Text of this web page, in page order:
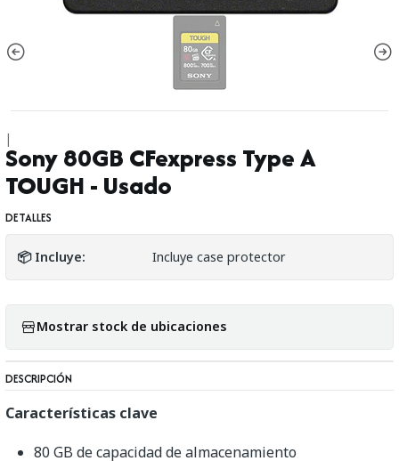
|
Sony 80GB CFexpress Type A
TOUGH - Usado
DETALLES
📦 Incluye: Incluye case protector
Mostrar stock de ubicaciones
DESCRIPCIÓN
Características clave
80 GB de capacidad de almacenamiento